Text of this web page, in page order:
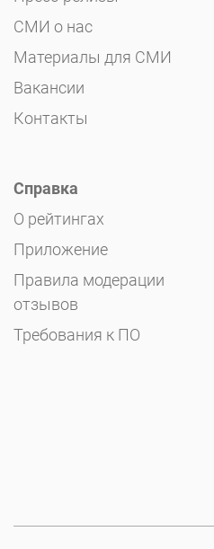
СМИ о нас
Материалы для СМИ
Вакансии
Контакты
Справка
О рейтингах
Приложение
Правила модерации
отзывов
Требования к ПО